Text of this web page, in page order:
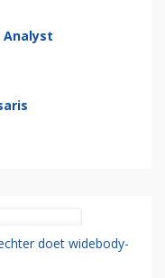
Analyst
doet widebody-